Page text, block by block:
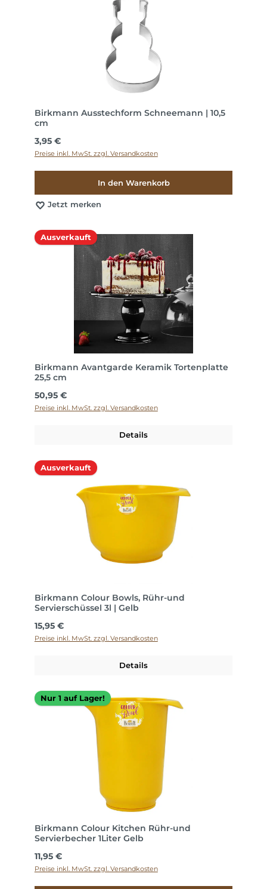
Birkmann Ausstechform Schneemann | 10,5
cm
Regulärer Preis:
3,95 €
Preise inkl. MwSt. zzgl. Versandkosten
In den Warenkorb
Jetzt merken
Ausverkauft
Birkmann Avantgarde Keramik Tortenplatte
25,5 cm
Regulärer Preis:
50,95 €
Preise inkl. MwSt. zzgl. Versandkosten
Details
Ausverkauft
Birkmann Colour Bowls, Rühr-und
Servierschüssel 3l | Gelb
Regulärer Preis:
15,95 €
Preise inkl. MwSt. zzgl. Versandkosten
Details
Nur 1 auf Lager!
Birkmann Colour Kitchen Rühr-und
Servierbecher 1Liter Gelb
Regulärer Preis:
11,95 €
Preise inkl. MwSt. zzgl. Versandkosten